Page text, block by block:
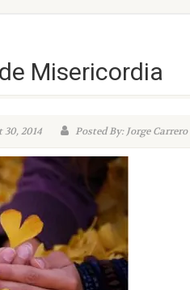
Misericordia
2014 Posted By: Jorge Carrero